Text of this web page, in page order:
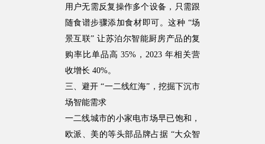
用户无需反复操作多个设备，只需跟
随食谱步骤添加食材即可。这种 “场
景互联” 让苏泊尔智能厨房产品的复
购率比单品高 35%，2023 年相关营
收增长 40%。
三、避开 “一二线红海”，挖掘下沉市
场智能需求
一二线城市的小家电市场早已饱和，
欧派、美的等头部品牌占据 “大众智